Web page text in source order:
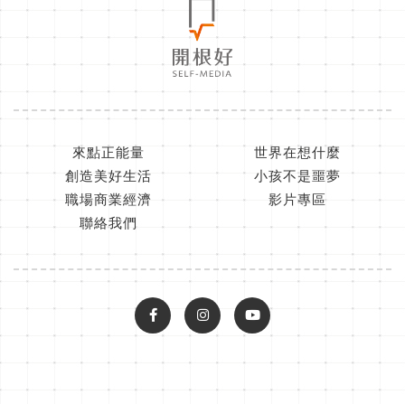
來點正能量
世界在想什麼
創造美好生活
小孩不是噩夢
職場商業經濟
影片專區
聯絡我們